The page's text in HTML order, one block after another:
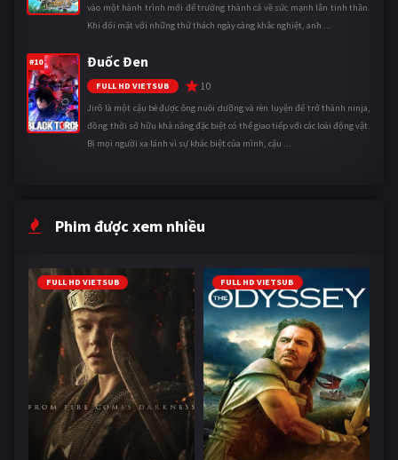
vào một hành trình mới để trưởng thành cả về sức mạnh lẫn tinh thần.
Khi đối mặt với những thử thách ngày càng khắc nghiệt, anh ...
#10 Đuốc Đen
FULL HD VIETSUB 10
Jirô là một cậu bé được ông nuôi dưỡng và rèn luyện để trở thành ninja,
đồng thời sở hữu khả năng đặc biệt có thể giao tiếp với các loài động vật.
Bị mọi người xa lánh vì sự khác biệt của mình, cậu ...
Phim được xem nhiều
FULL HD VIETSUB FULL HD VIETSUB